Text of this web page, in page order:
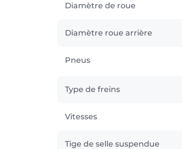
Diamètre de roue
Diamètre roue arrière
Pneus
Type de freins
Vitesses
Tige de selle suspendue